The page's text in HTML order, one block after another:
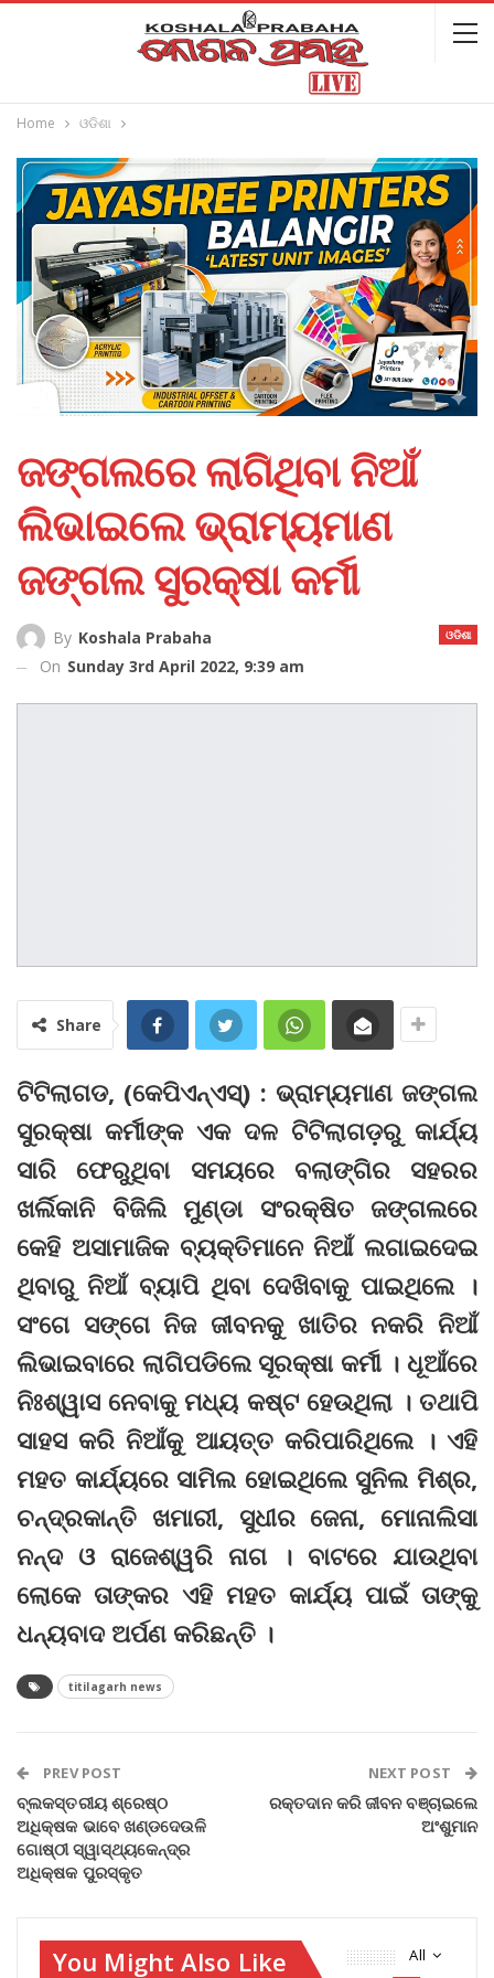
Home ଓଡିଶା
ଜଙ୍ଗଲରେ ଲାଗିଥିବା ନିଆଁ
ଲିଭାଇଲେ ଭ୍ରାମ୍ୟମାଣ
ଜଙ୍ଗଲ ସୁରକ୍ଷା କର୍ମୀ
ଓଡିଶା
By Koshala Prabaha
On Sunday 3rd April 2022, 9:39 am
Share
ଟିଟିଲାଗଡ, (କେପିଏନ୍‌ଏସ୍‌) : ଭ୍ରାମ୍ୟମାଣ ଜଙ୍ଗଲ
ସୁରକ୍ଷା କର୍ମୀଙ୍କ ଏକ ଦଳ ଟିଟିଲାଗଡ଼ରୁ କାର୍ଯ୍ୟ
ସାରି ଫେରୁଥିବା ସମୟରେ ବଲାଙ୍ଗିର ସହରର
ଖର୍ଲିକାନି ବିଜିଲି ମୁଣ୍ଡା ସଂରକ୍ଷିତ ଜଙ୍ଗଲରେ
କେହି ଅସାମାଜିକ ବ୍ୟକ୍ତିମାନେ ନିଆଁ ଲଗାଇଦେଇ
ଥିବାରୁ ନିଆଁ ବ୍ୟାପି ଥିବା ଦେଖିବାକୁ ପାଇଥିଲେ ।
ସଂଗେ ସଙ୍ଗେ ନିଜ ଜୀବନକୁ ଖାତିର ନକରି ନିଆଁ
ଲିଭାଇବାରେ ଲାଗିପଡିଲେ ସୂରକ୍ଷା କର୍ମୀ । ଧୂଆଁରେ
ନିଃଶ୍ୱାସ ନେବାକୁ ମଧ୍ୟ କଷ୍ଟ ହେଉଥିଲା । ତଥାପି
ସାହସ କରି ନିଆଁକୁ ଆୟତ୍ତ କରିପାରିଥିଲେ । ଏହି
ମହତ କାର୍ଯ୍ୟରେ ସାମିଲ ହୋଇଥିଲେ ସୁନିଲ ମିଶ୍ର,
ଚନ୍ଦ୍ରକାନ୍ତି ଖମାରୀ, ସୁଧୀର ଜେନା, ମୋନାଲିସା
ନନ୍ଦ ଓ ରାଜେଶ୍ୱରି ନାଗ । ବାଟରେ ଯାଉଥିବା
ଲୋକେ ତାଙ୍କର ଏହି ମହତ କାର୍ଯ୍ୟ ପାଇଁ ତାଙ୍କୁ
ଧନ୍ୟବାଦ ଅର୍ପଣ କରିଛନ୍ତି ।
titilagarh news
PREV POST
ବ୍ଲକସ୍ତରୀୟ ଶ୍ରେଷ୍ଠ
ଅଧିକ୍ଷକ ଭାବେ ଖଣ୍ଡଦେଉଳି
ଗୋଷ୍ଠୀ ସ୍ୱାସ୍ଥ୍ୟକେନ୍ଦ୍ର
ଅଧିକ୍ଷକ ପୁରସ୍କୃତ
NEXT POST
ରକ୍ତଦାନ କରି ଜୀବନ ବଞ୍ଚାଇଲେ
ଅଂଶୁମାନ
All
You Might Also Like